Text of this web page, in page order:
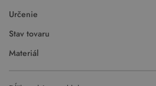
Určenie
Stav tovaru
Materiál